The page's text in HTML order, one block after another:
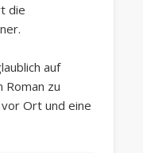
die
auf
Roman zu
Ort und eine